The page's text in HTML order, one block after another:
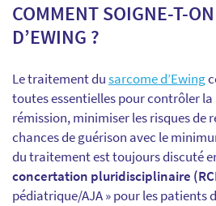
COMMENT SOIGNE-T-
D’EWING ?
Le traitement dusarcome d’Ewing
toutes essentielles pour contrôler
rémission, minimiser les risques de
chances de guérison avec le
du traitement est toujours discuté
concertation pluridisciplinaire
pédiatrique/AJA » pour les patients